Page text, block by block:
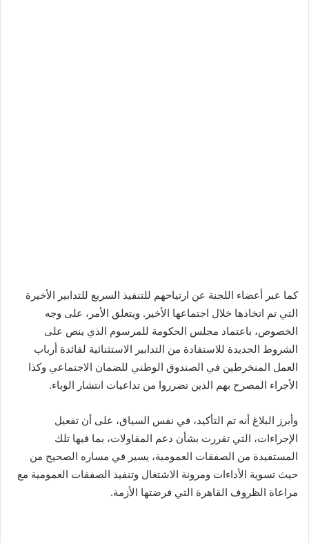
كما عبر أعضاء اللجنة عن ارتياحهم للتنفيذ السريع للتدابير الأخيرة
التي تم اتخاذها خلال اجتماعها الأخير. ويتعلق الأمر، على وجه
الخصوص، باعتماد مجلس الحكومة للمرسوم الذي ينص على
الشروط الجديدة للاستفادة من التدابير الاستثنائية لفائدة أرباب
العمل المنخرطين في الصندوق الوطني للضمان الاجتماعي وكذا
الأجراء المصرح بهم الذين تضرروا من تداعيات انتشار الوباء.
وأبرز البلاغ أنه تم التأكيد، في نفس السياق، على أن تفعيل
الإجراءات، التي تقررت بشأن دعم المقاولات، بما فيها تلك
المستفيدة من الصفقات العمومية، يسير في مساره الصحيح من
حيث تسوية الأداءات ومرونة الاشتغال وتنفيذ الصفقات العمومية مع
مراعاة الظروف القاهرة التي فرضتها الأزمة.